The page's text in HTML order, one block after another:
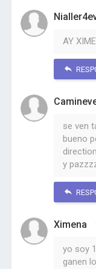
AY
se ven
bueno
y
Ximena
yo soy
ganen